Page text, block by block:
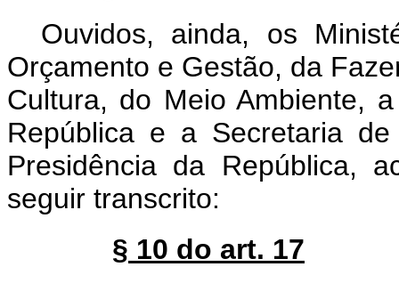
Ouvidos, ainda, os
Orçamento e Gestão, da
Cultura, do Meio Ambiente,
República e a Secretaria
Presidência da República,
seguir transcrito:
§ 10 do art. 17